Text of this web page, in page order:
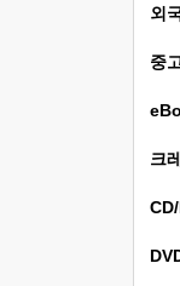
외
중
크